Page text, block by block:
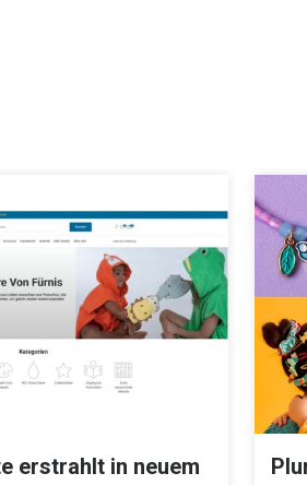
erstrahlt in neuem